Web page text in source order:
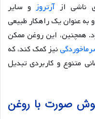
ناشی از آرتروزو سایر
به عنوان یک راهکار طبیعی
همچنین، این روغن ممکن
نیز کمک کند، که
متنوع و کاربردی تبدیل
صورت با روغن